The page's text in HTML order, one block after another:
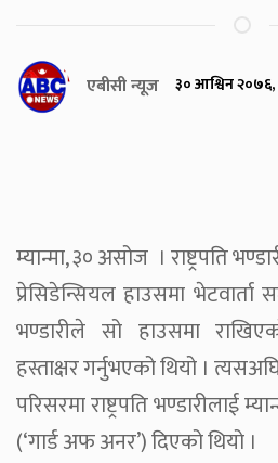
एबीसी न्यूज ३० आश्विन
म्यान्मा, ३० असोज । राष्ट्रपति
प्रेसिडेन्सियल हाउसमा भेटवार्ता
भण्डारीले सो हाउसमा
हस्ताक्षर गर्नुभएको थियो ।
परिसरमा राष्ट्रपति भण्डारीलाई
(‘गार्ड अफ अनर’) दिएको थियो ।